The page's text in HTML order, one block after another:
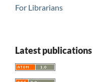
For Librarians
Latest publications